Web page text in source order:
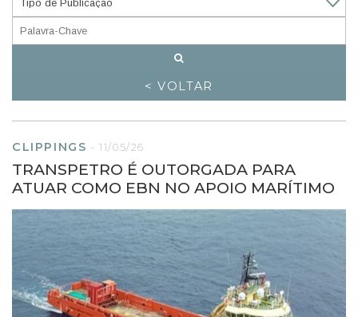
< VOLTAR
CLIPPINGS -11/05/26
TRANSPETRO É OUTORGADA PARA
ATUAR COMO EBN NO APOIO MARÍTIMO